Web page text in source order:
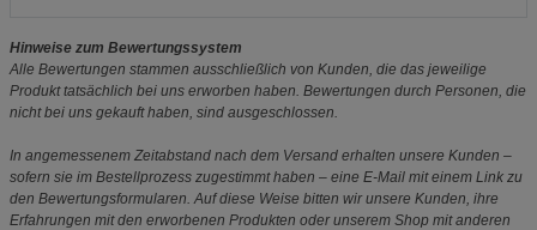
Hinweise zum Bewertungssystem
Alle Bewertungen stammen ausschließlich von Kunden, die das jeweilige
Produkt tatsächlich bei uns erworben haben. Bewertungen durch Personen, die
nicht bei uns gekauft haben, sind ausgeschlossen.
In angemessenem Zeitabstand nach dem Versand erhalten unsere Kunden –
sofern sie im Bestellprozess zugestimmt haben – eine E-Mail mit einem Link zu
den Bewertungsformularen. Auf diese Weise bitten wir unsere Kunden, ihre
Erfahrungen mit den erworbenen Produkten oder unserem Shop mit anderen